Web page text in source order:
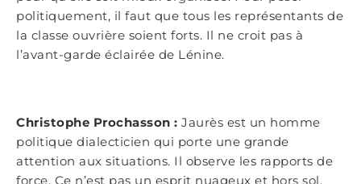
politiquement, il faut que tous les représentants de
la classe ouvrière soient forts. Il ne croit pas à
l’avant-garde éclairée de Lénine.
Christophe Prochasson : Jaurès est un homme
politique dialecticien qui porte une grande
attention aux situations. Il observe les rapports de
force. Ce n’est pas un esprit nuageux et hors sol.